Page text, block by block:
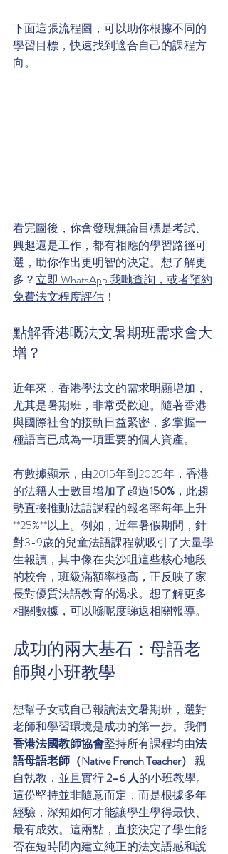
下面這張流程圖，可以助你根據不同的
學習目標，快速找到適合自己的課程方
向。
看完圖後，你會發現無論目標是考試、
興趣還是工作，都有相應的學習路徑可
選，助你作出更明智的決定。想了解更
多？立即 WhatsApp 我哋查詢，或者預約
免費法文程度評估 ！
點解香港嘅法文暑期班需求會大
增？
近年來，香港學法文的需求明顯增加，
尤其是暑期班，非常受歡迎。隨著香港
與國際社會的接軌日益緊密，多掌握一
種語言已成為一項重要的個人資產。
有數據顯示，由2015年到2025年，香港
的法籍人士數目增加了超過150% ，此趨
勢直接推動法語課程的報名率每年上升
**25%**以上。例如，近年暑假期間，針
對3-9歲的兒童法語課程就吸引了大量學
生報讀，其中像在尖沙咀這些核心地段
的校舍，班級滿額率極高，正反映了家
長對優質法語教育的渴求。想了解更多
相關數據，可以喺呢度睇返相關報導。
成功的兩大基石：母語老
師與小班教學
想幫子女或自己報讀法文暑期班，選對
老師和學習環境是成功的第一步。我們
香港法國教師協會堅持所有課程均由法
語母語老師（Native French Teacher） 親
自執教，並且實行 2–6 人的小班教學。
這份堅持並非隨意而定，而是根據多年
經驗，深知如何才能讓學生學得最快、
最有成效。這兩點，直接決定了學生能
否在短時間內建立純正的法文語感和說